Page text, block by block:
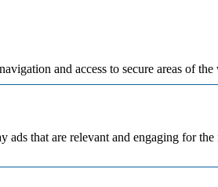
and access to secure areas of
that are relevant and engaging for